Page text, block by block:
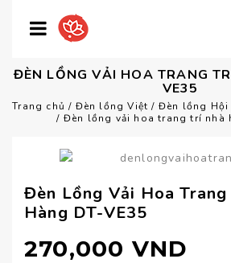
ĐÈN LỒNG VẢI HOA TRANG
VE35
Trang chủ / Đèn lồng Việt / Đèn lồng Hội
/ Đèn lồng vải hoa trang trí nhà
Đèn Lồng Vải Hoa Trang
Hàng DT-VE35
270,000 VND